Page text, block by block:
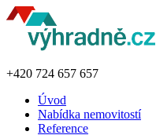
+420 724 657 657
Úvod
Nabídka nemovitostí
Reference